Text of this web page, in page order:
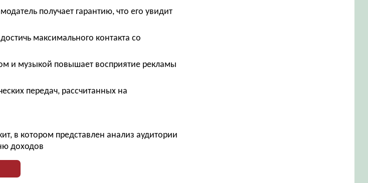
получает гарантию, что его увидит
максимального контакта со
и музыкой повышает восприятие рекламы
передач, рассчитанных на
в котором представлен анализ аудитории
доходов